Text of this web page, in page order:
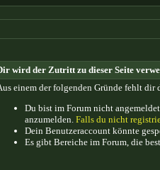
wird der Zutritt zu dieser Seite
einem der folgenden Gründe fehlt dir
Du bist im Forum nicht
anzumelden. Falls du nicht
Dein Benutzeraccount könnte
Es gibt Bereiche im Forum, die